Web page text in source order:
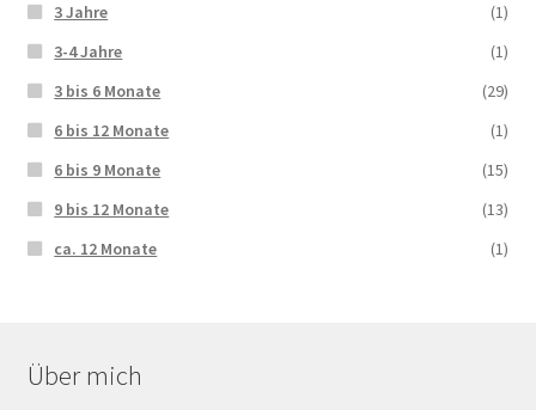
3 Jahre
(1)
3-4 Jahre
(1)
3 bis 6 Monate
(29)
6 bis 12 Monate
(1)
6 bis 9 Monate
(15)
9 bis 12 Monate
(13)
ca. 12 Monate
(1)
Über mich